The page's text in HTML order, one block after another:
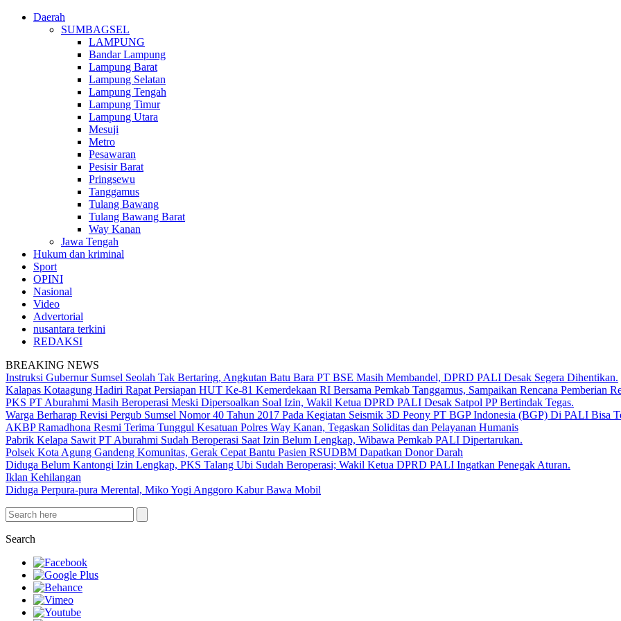
Daerah
SUMBAGSEL
LAMPUNG
Bandar Lampung
Lampung Barat
Lampung Selatan
Lampung Tengah
Lampung Timur
Lampung Utara
Mesuji
Metro
Pesawaran
Pesisir Barat
Pringsewu
Tanggamus
Tulang Bawang
Tulang Bawang Barat
Way Kanan
Jawa Tengah
Hukum dan kriminal
Sport
OPINI
Nasional
Video
Advertorial
nusantara terkini
REDAKSI
BREAKING NEWS
Instruksi Gubernur Sumsel Seolah Tak Bertaring, Angkutan Batu Bara PT BSE Masih Membandel, DPRD PALI Desak Segera Dihentikan.
Kalapas Kotaagung Hadiri Rapat Persiapan HUT Ke-81 Kemerdekaan RI Bersama Pemkab Tanggamus, Sampaikan Rencana Pemberian
PKS PT Aburahmi Masih Beroperasi Meski Dipersoalkan Soal Izin, Wakil Ketua DPRD PALI Desak Satpol PP Bertindak Tegas.
Warga Berharap Revisi Pergub Sumsel Nomor 40 Tahun 2017 Pada Kegiatan Seismik 3D Peony PT BGP Indonesia (BGP) Di PALI Bisa
AKBP Ramadhona Resmi Terima Tunggul Kesatuan Polres Way Kanan, Tegaskan Soliditas dan Pelayanan Humanis
Pabrik Kelapa Sawit PT Aburahmi Sudah Beroperasi Saat Izin Belum Lengkap, Wibawa Pemkab PALI Dipertarukan.
Polsek Kota Agung Gandeng Komunitas, Gerak Cepat Bantu Pasien RSUDBM Dapatkan Donor Darah
Diduga Belum Kantongi Izin Lengkap, PKS Talang Ubi Sudah Beroperasi; Wakil Ketua DPRD PALI Ingatkan Penegak Aturan.
Iklan Kehilangan
Diduga Perpura-pura Merental, Miko Yogi Anggoro Kabur Bawa Mobil
Search